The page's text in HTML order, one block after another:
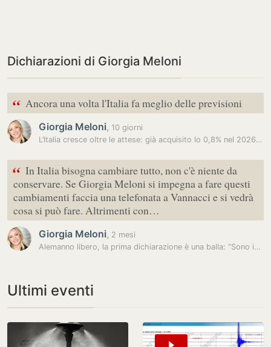
Dichiarazioni di Giorgia Meloni
“ Ancora una volta l'Italia fa meglio delle previsioni
Giorgia Meloni, 10 giorni
L’Italia cresce oltre le attese: già acquisito lo 0,8% nel 2026.…
“ In Italia bisogna cambiare tutto, non c'è niente da
conservare. Se Giorgia Meloni si impegna a fare questi
cambiamenti faccia una telefonata a Vannacci e si vedrà
cosa si può fare. Altrimenti con…
Giorgia Meloni, 2 mesi
Alemanno libero, la prima dichiarazione è una balla: “Sono innocente,…
Ultimi eventi